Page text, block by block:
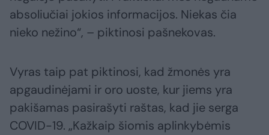
absoliučiai jokios informacijos. Niekas čia
nieko nežino“, – piktinosi pašnekovas.
Vyras taip pat piktinosi, kad žmonės yra
apgaudinėjami ir oro uoste, kur jiems yra
pakišamas pasirašyti raštas, kad jie serga
COVID-19. „Kažkaip šiomis aplinkybėmis